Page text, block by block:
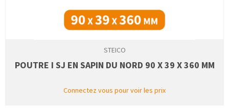
STEICO
POUTRE I SJ EN SAPIN DU NORD 90 X 39 X 360 MM
Connectez vous pour voir les prix